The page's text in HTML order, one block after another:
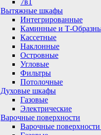
7в1
Вытяжные шкафы
Интегрированные
Каминные и Т-
Кассетные
Наклонные
Островные
Угловые
Фильтры
Потолочные
Духовые шкафы
Газовые
Электрические
Варочные поверхности
Варочные